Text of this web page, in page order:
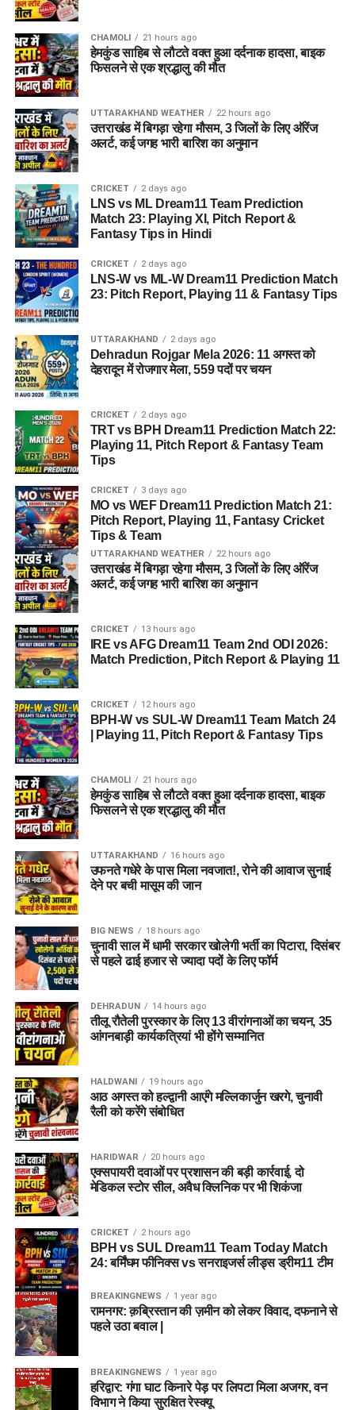
इस बीच, प्रदर्शन कर रहे छात्रों की मांगों के बीच आए इस फैसले को लेकर
राजनीतिक प्रतिक्रियाएं भी सामने आने लगी हैं।
CHAMOLI 21 hours ago
हेमकुंड साहिब से लौटते वक्त हुआ दर्दनाक हादसा, बाइक
फिसलने से एक श्रद्धालु की मौत
UTTARAKHAND WEATHER 22 hours ago
उत्तराखंड में बिगड़ा रहेगा मौसम, 3 जिलों के लिए ऑरेंज
अलर्ट, कई जगह भारी बारिश का अनुमान
CRICKET 2 days ago
LNS vs ML Dream11 Team Prediction
Match 23: Playing XI, Pitch Report &
Fantasy Tips in Hindi
CRICKET 2 days ago
LNS-W vs ML-W Dream11 Prediction Match
23: Pitch Report, Playing 11 & Fantasy Tips
UTTARAKHAND 2 days ago
Dehradun Rojgar Mela 2026: 11 अगस्त को
देहरादून में रोजगार मेला, 559 पदों पर चयन
CRICKET 2 days ago
TRT vs BPH Dream11 Prediction Match 22:
Playing 11, Pitch Report & Fantasy Team
Tips
CRICKET 3 days ago
MO vs WEF Dream11 Prediction Match 21:
Pitch Report, Playing 11, Fantasy Cricket
Tips & Team
UTTARAKHAND WEATHER 22 hours ago
उत्तराखंड में बिगड़ा रहेगा मौसम, 3 जिलों के लिए ऑरेंज
अलर्ट, कई जगह भारी बारिश का अनुमान
CRICKET 13 hours ago
IRE vs AFG Dream11 Team 2nd ODI 2026:
Match Prediction, Pitch Report & Playing 11
CRICKET 12 hours ago
BPH-W vs SUL-W Dream11 Team Match 24
| Playing 11, Pitch Report & Fantasy Tips
CHAMOLI 21 hours ago
हेमकुंड साहिब से लौटते वक्त हुआ दर्दनाक हादसा, बाइक
फिसलने से एक श्रद्धालु की मौत
UTTARAKHAND 16 hours ago
उफनते गधेरे के पास मिला नवजात!, रोने की आवाज सुनाई
देने पर बची मासूम की जान
BIG NEWS 18 hours ago
चुनावी साल में धामी सरकार खोलेगी भर्ती का पिटारा, दिसंबर
से पहले ढाई हजार से ज्यादा पदों के लिए फॉर्म
DEHRADUN 14 hours ago
तीलू रौतेली पुरस्कार के लिए 13 वीरांगनाओं का चयन, 35
आंगनबाड़ी कार्यकत्रियां भी होंगे सम्मानित
HALDWANI 19 hours ago
आठ अगस्त को हल्द्वानी आएंगे मल्लिकार्जुन खरगे, चुनावी
रैली को करेंगे संबोधित
HARIDWAR 20 hours ago
एक्सपायरी दवाओं पर प्रशासन की बड़ी कार्रवाई, दो
मेडिकल स्टोर सील, अवैध क्लिनिक पर भी शिकंजा
CRICKET 2 hours ago
BPH vs SUL Dream11 Team Today Match
24: बर्मिंघम फीनिक्स vs सनराइजर्स लीड्स ड्रीम11 टीम
BREAKINGNEWS 1 year ago
रामनगर: क़ब्रिस्तान की ज़मीन को लेकर विवाद, दफनाने से
पहले उठा बवाल |
BREAKINGNEWS 1 year ago
हरिद्वार: गंगा घाट किनारे पेड़ पर लिपटा मिला अजगर, वन
विभाग ने किया सुरक्षित रेस्क्यू